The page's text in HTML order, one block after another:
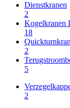
Dienstkranen
2
Kogelkranen
18
2
5
2